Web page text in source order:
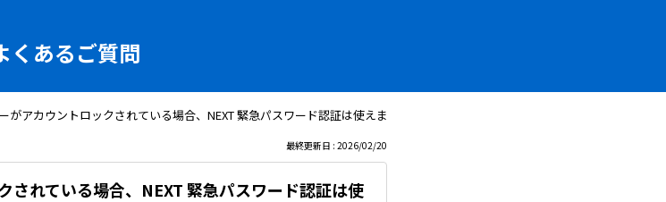
くあるご質問
がアカウントロックされている場合、NEXT 緊急パスワード認証は使えますか？
最終更新日 : 2026/02/20
されている場合、NEXT 緊急パスワード認証は使